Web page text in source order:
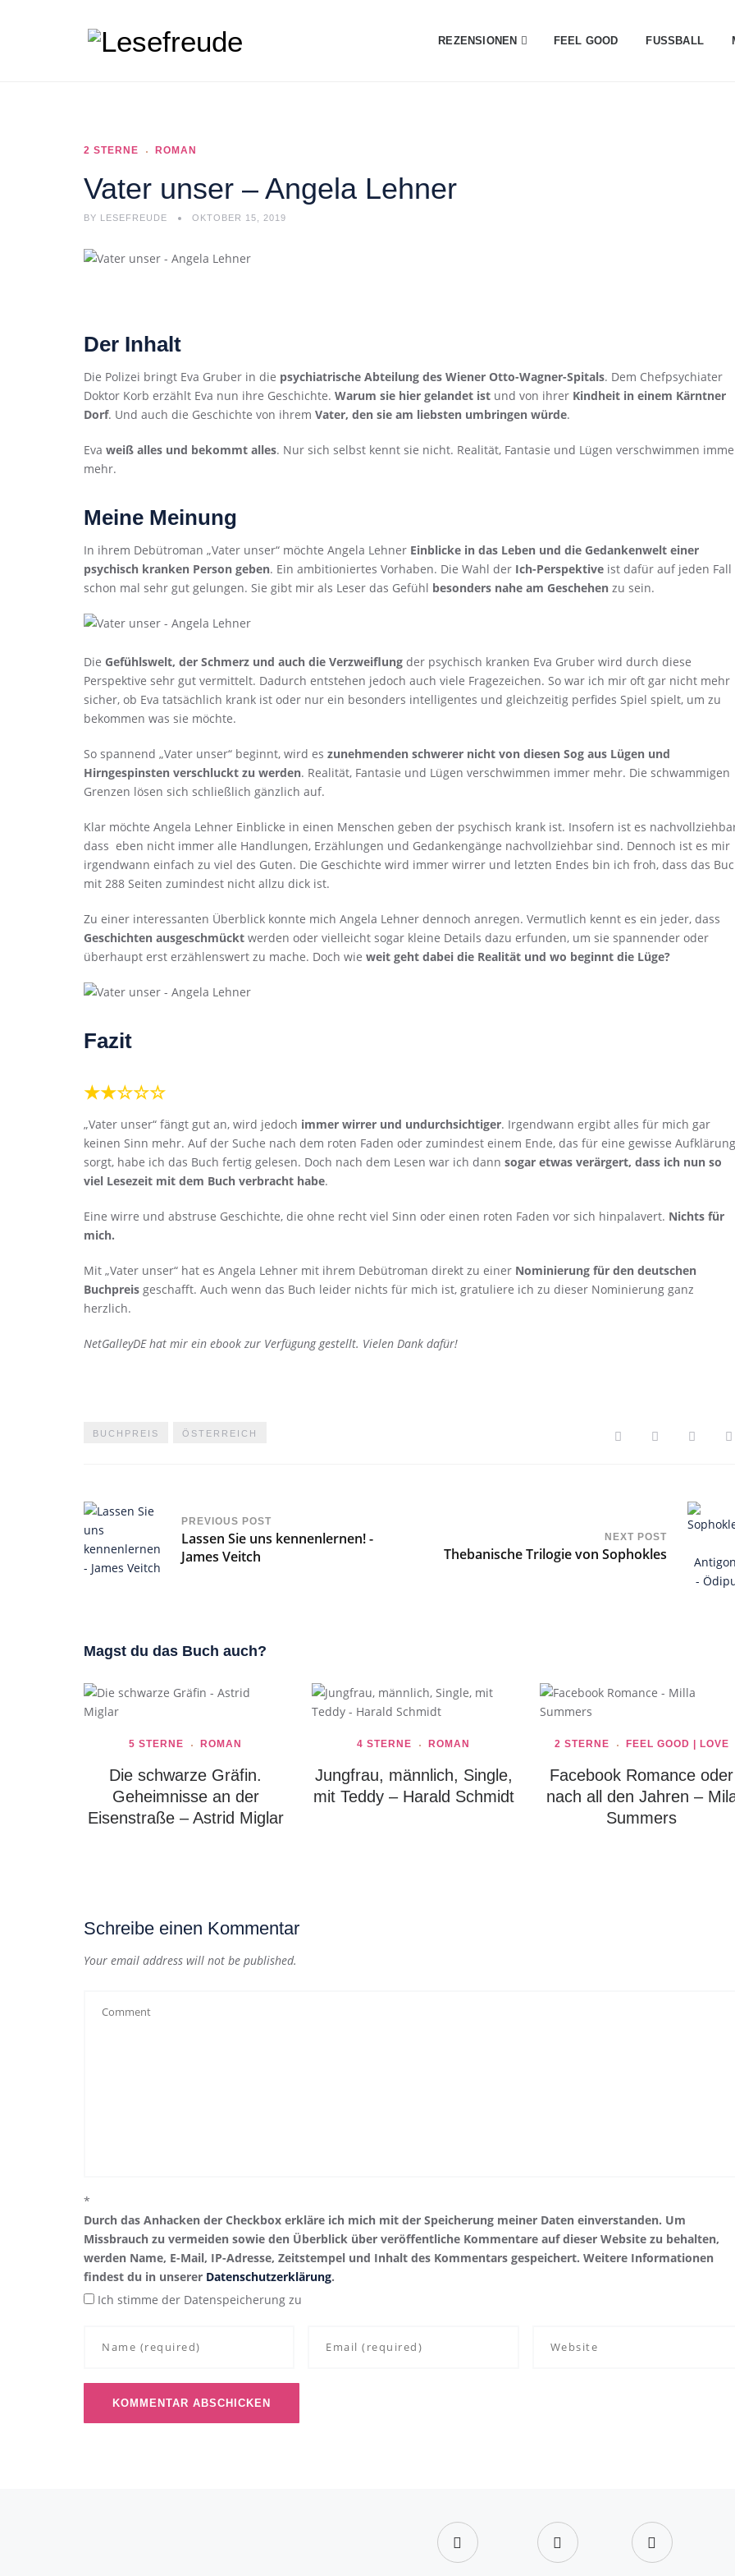
REZENSIONEN FEEL GOOD FUSSBALL
2 STERNE ROMAN
Vater unser – Angela Lehner
BY LESEFREUDE OKTOBER 15, 2019
Der Inhalt
Die Polizei bringt Eva Gruber in die psychiatrische Abteilung des Wiener Otto-Wagner-Spitals. Dem Chefpsychiater
Doktor Korb erzählt Eva nun ihre Geschichte. Warum sie hier gelandet ist und von ihrer Kindheit in einem Kärntner
Dorf. Und auch die Geschichte von ihrem Vater, den sie am liebsten umbringen würde.
Eva weiß alles und bekommt alles. Nur sich selbst kennt sie nicht. Realität, Fantasie und Lügen verschwimmen
mehr.
Meine Meinung
In ihrem Debütroman „Vater unser“ möchte Angela Lehner Einblicke in das Leben und die Gedankenwelt einer
psychisch kranken Person geben. Ein ambitioniertes Vorhaben. Die Wahl der Ich-Perspektive ist dafür auf jeden Fall
schon mal sehr gut gelungen. Sie gibt mir als Leser das Gefühl besonders nahe am Geschehen zu sein.
Die Gefühlswelt, der Schmerz und auch die Verzweiflung der psychisch kranken Eva Gruber wird durch diese
Perspektive sehr gut vermittelt. Dadurch entstehen jedoch auch viele Fragezeichen. So war ich mir oft gar nicht mehr
sicher, ob Eva tatsächlich krank ist oder nur ein besonders intelligentes und gleichzeitig perfides Spiel spielt, um zu
bekommen was sie möchte.
So spannend „Vater unser“ beginnt, wird es zunehmenden schwerer nicht von diesen Sog aus Lügen und
Hirngespinsten verschluckt zu werden. Realität, Fantasie und Lügen verschwimmen immer mehr. Die schwammigen
Grenzen lösen sich schließlich gänzlich auf.
Klar möchte Angela Lehner Einblicke in einen Menschen geben der psychisch krank ist. Insofern ist es
dass eben nicht immer alle Handlungen, Erzählungen und Gedankengänge nachvollziehbar sind. Dennoch ist es mir
irgendwann einfach zu viel des Guten. Die Geschichte wird immer wirrer und letzten Endes bin ich froh, dass das
mit 288 Seiten zumindest nicht allzu dick ist.
Zu einer interessanten Überblick konnte mich Angela Lehner dennoch anregen. Vermutlich kennt es ein jeder, dass
Geschichten ausgeschmückt werden oder vielleicht sogar kleine Details dazu erfunden, um sie spannender oder
überhaupt erst erzählenswert zu mache. Doch wie weit geht dabei die Realität und wo beginnt die Lüge?
Fazit
★★☆☆☆
„Vater unser“ fängt gut an, wird jedoch immer wirrer und undurchsichtiger. Irgendwann ergibt alles für mich gar
keinen Sinn mehr. Auf der Suche nach dem roten Faden oder zumindest einem Ende, das für eine gewisse Aufklärung
sorgt, habe ich das Buch fertig gelesen. Doch nach dem Lesen war ich dann sogar etwas verärgert, dass ich nun so
viel Lesezeit mit dem Buch verbracht habe.
Eine wirre und abstruse Geschichte, die ohne recht viel Sinn oder einen roten Faden vor sich hinpalavert. Nichts für
mich.
Mit „Vater unser“ hat es Angela Lehner mit ihrem Debütroman direkt zu einer Nominierung für den deutschen
Buchpreis geschafft. Auch wenn das Buch leider nichts für mich ist, gratuliere ich zu dieser Nominierung ganz
herzlich.
NetGalleyDE hat mir ein ebook zur Verfügung gestellt. Vielen Dank dafür!
BUCHPREIS ÖSTERREICH
PREVIOUS POST
Lassen Sie uns kennenlernen! -
James Veitch
NEXT POST
Thebanische Trilogie von Sophokles
Magst du das Buch auch?
5 STERNE ROMAN
Die schwarze Gräfin.
Geheimnisse an der
Eisenstraße – Astrid Miglar
4 STERNE ROMAN
Jungfrau, männlich, Single,
mit Teddy – Harald Schmidt
2 STERNE FEEL GOOD | LOVE
Facebook Romance oder
nach all den Jahren –
Summers
Schreibe einen Kommentar
Your email address will not be published.
*
Durch das Anhacken der Checkbox erkläre ich mich mit der Speicherung meiner Daten einverstanden. Um
Missbrauch zu vermeiden sowie den Überblick über veröffentliche Kommentare auf dieser Website zu behalten,
werden Name, E-Mail, IP-Adresse, Zeitstempel und Inhalt des Kommentars gespeichert. Weitere Informationen
findest du in unserer Datenschutzerklärung.
Ich stimme der Datenspeicherung zu